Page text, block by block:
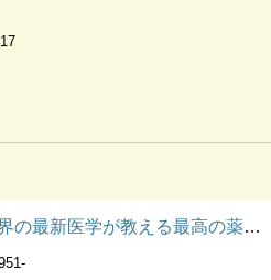
最新医学が教える最高の薬の飲み方